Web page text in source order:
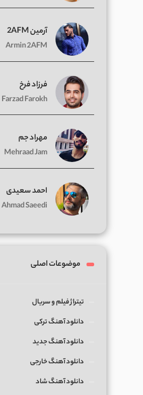
آرمین 2AFM
Armin 2AFM
فرزاد فرخ
Farzad Farokh
مهراد جم
Mehraad Jam
احمد سعیدی
Ahmad Saeedi
موضوعات اصلی
تیتراژ فیلم و سریال
دانلود آهنگ ترکی
دانلود آهنگ جدید
دانلود آهنگ خارجی
دانلود آهنگ شاد